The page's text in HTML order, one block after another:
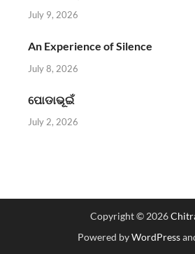
July 9, 2026
An Experience of Silence
July 8, 2026
ପୋଡାଭୂଇଁ
July 2, 2026
Copyright © 2026
Powered byWordPress